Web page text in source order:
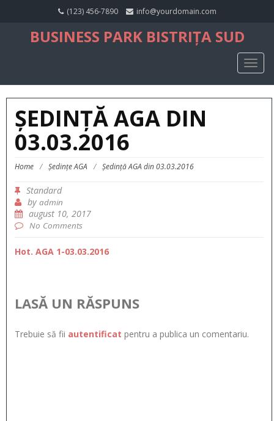
(123) 456-7890 info@yourdomain.com
BUSINESS PARK BISTRIȚA SUD
ȘEDINȚĂ AGA DIN
03.03.2016
Home / Ședințe AGA / Ședință AGA din 03.03.2016
Standard
by admin
august 10, 2017
No Comments
Hot. AGA 1-03.03.2016
LASĂ UN RĂSPUNS
Trebuie să fii autentificat pentru a publica un comentariu.